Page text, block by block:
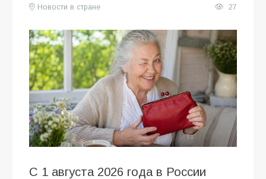
Новости в стране
27
С 1 августа 2026 года в России